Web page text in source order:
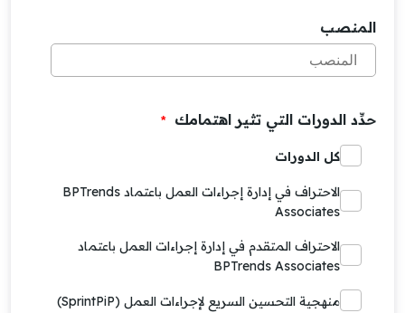
المنصب
حدِّد الدورات التي تثير اهتمامك *
كل الدورات
الاحتراف في إدارة إجراءات العمل باعتماد BPTrends
Associates
الاحتراف المتقدم في إدارة إجراءات العمل باعتماد
BPTrends Associates
منهجية التحسين السريع لإجراءات العمل (SprintPiP)